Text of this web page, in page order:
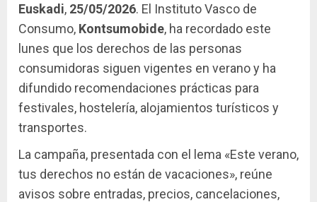
Euskadi, 25/05/2026. El Instituto Vasco de
Consumo, Kontsumobide, ha recordado este
lunes que los derechos de las personas
consumidoras siguen vigentes en verano y ha
difundido recomendaciones prácticas para
festivales, hostelería, alojamientos turísticos y
transportes.
La campaña, presentada con el lema «Este verano,
tus derechos no están de vacaciones», reúne
avisos sobre entradas, precios, cancelaciones,